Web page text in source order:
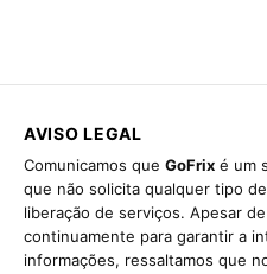
AVISO LEGAL
Comunicamos que GoFrix é um
que não solicita qualquer tipo
liberação de serviços. Apesar
continuamente para garantir a
informações, ressaltamos que